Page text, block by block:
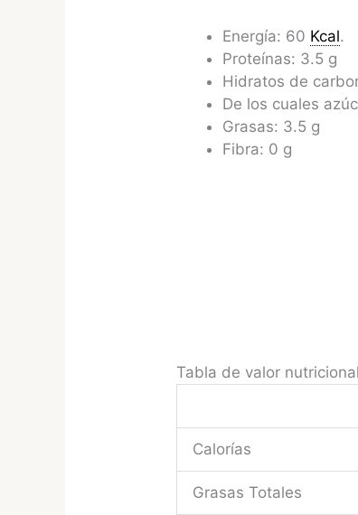
Energía: 60 Kcal.
Proteínas: 3.5 g
Hidratos de
De los cuales
Grasas: 3.5 g
Fibra: 0 g
Tabla de valor
Calorías
Grasas Totales